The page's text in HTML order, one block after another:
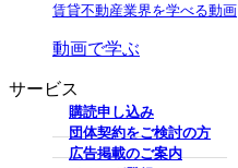
賃貸不動産業界を学べる動画
動画で学ぶ
サービス
購読申し込み
団体契約をご検討の方
広告掲載のご案内